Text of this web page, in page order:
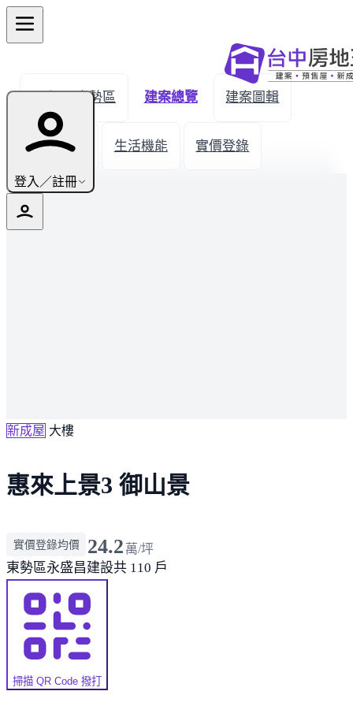
登入／註冊
← 返回東勢區 建案總覽 建案圖輯
新屋開箱 生活機能 實價登錄
新成屋 大樓
惠來上景3 御山景
實價登錄均價 24.2 萬/坪
東勢區永盛昌建設共 110 戶
掃描 QR Code 撥打